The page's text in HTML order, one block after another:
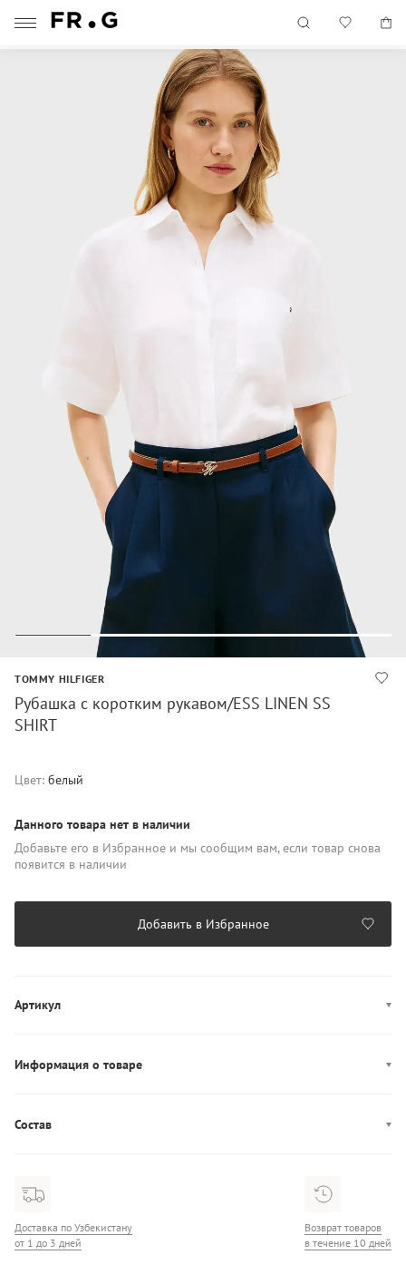
TOMMY HILFIGER
Рубашка с коротким рукавом/ESS LINEN SS
SHIRT
Цвет: белый
Данного товара нет в наличии
Добавьте его в Избранное и мы сообщим вам, если товар снова
появится в наличии
Добавить в Избранное
Артикул
Информация о товаре
Состав
Доставка по Узбекистану
от 1 до 3 дней
Возврат товаров
в течение 10 дней